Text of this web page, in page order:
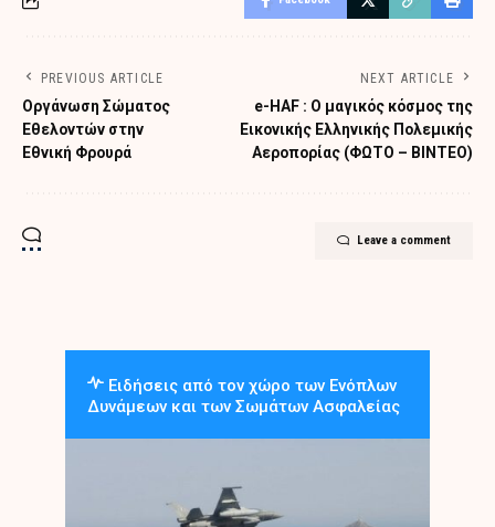
PREVIOUS ARTICLE
Οργάνωση Σώματος
Εθελοντών στην
Εθνική Φρουρά
NEXT ARTICLE
e-HAF : Ο μαγικός κόσμος της
Εικονικής Ελληνικής Πολεμικής
Αεροπορίας (ΦΩΤΟ – ΒΙΝΤΕΟ)
Leave a comment
Ειδήσεις από τον χώρο των Ενόπλων
Δυνάμεων και των Σωμάτων Ασφαλείας